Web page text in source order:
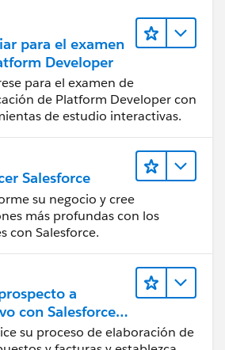
para el examen
Developer
para el examen de
de Platform Developer con
de estudio interactivas.
Salesforce
su negocio y cree
más profundas con los
con Salesforce.
a
con Salesforce
Salesforce Billing
su proceso de elaboración de